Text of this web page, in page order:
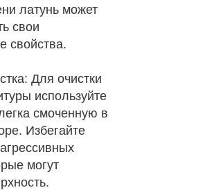
латунь может
свои
свойства.
Для очистки
используйте
смоченную в
Избегайте
могут